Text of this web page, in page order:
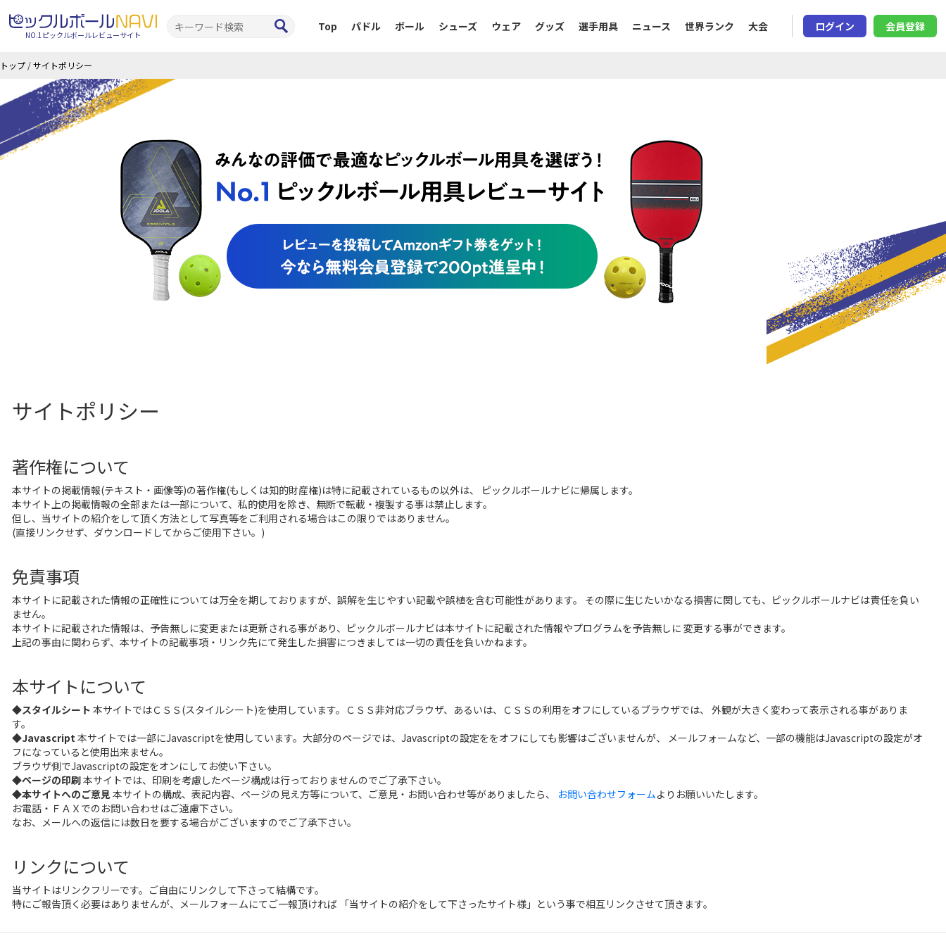
NO.1ピックルボールレビューサイト
Top パドル ボール シューズ ウェア グッズ 選手用具 ニュース 世界ランク 大会 ログイン 会員登録
トップ /サイトポリシー
サイトポリシー
著作権について
本サイトの掲載情報(テキスト・画像等)の著作権(もしくは知的財産権)は特に記載されているもの以外は、 ピックルボールナビに帰属します。
本サイト上の掲載情報の全部または一部について、私的使用を除き、無断で転載・複製する事は禁止します。
但し、当サイトの紹介をして頂く方法として写真等をご利用される場合はこの限りではありません。
(直接リンクせず、ダウンロードしてからご使用下さい。)
免責事項
本サイトに記載された情報の正確性については万全を期しておりますが、誤解を生じやすい記載や誤植を含む可能性があります。 その際に生じたいかなる損害に関しても、ピックルボールナビは責任を負い
ません。
本サイトに記載された情報は、予告無しに変更または更新される事があり、ピックルボールナビは本サイトに記載された情報やプログラムを予告無しに 変更する事ができます。
上記の事由に関わらず、本サイトの記載事項・リンク先にて発生した損害につきましては一切の責任を負いかねます。
本サイトについて
◆スタイルシート 本サイトではＣＳＳ(スタイルシート)を使用しています。ＣＳＳ非対応ブラウザ、あるいは、ＣＳＳの利用をオフにしているブラウザでは、 外観が大きく変わって表示される事がありま
す。
◆Javascript本サイトでは一部にJavascriptを使用しています。大部分のページでは、Javascriptの設定ををオフにしても影響はございませんが、 メールフォームなど、一部の機能はJavascriptの設定がオ
フになっていると使用出来ません。
ブラウザ側でJavascriptの設定をオンにしてお使い下さい。
◆ページの印刷本サイトでは、印刷を考慮したページ構成は行っておりませんのでご了承下さい。
◆本サイトへのご意見本サイトの構成、表記内容、ページの見え方等について、ご意見・お問い合わせ等がありましたら、 お問い合わせフォームよりお願いいたします。
お電話・ＦＡＸでのお問い合わせはご遠慮下さい。
なお、メールへの返信には数日を要する場合がございますのでご了承下さい。
リンクについて
当サイトはリンクフリーです。ご自由にリンクして下さって結構です。
特にご報告頂く必要はありませんが、メールフォームにてご一報頂ければ 「当サイトの紹介をして下さったサイト様」という事で相互リンクさせて頂きます。